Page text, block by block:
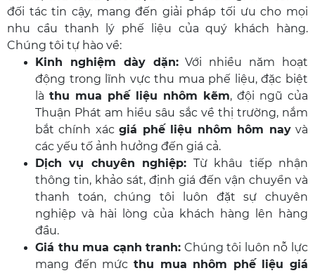
đối tác tin cậy, mang đến giải pháp tối ưu cho mọi
nhu cầu thanh lý phế liệu của quý khách hàng.
Chúng tôi tự hào về:
Kinh nghiệm dày dặn:Với nhiều năm hoạt
động trong lĩnh vựcthu mua phế liệu, đặc biệt
là thu mua phế liệu nhôm kẽm, đội ngũ của
Thuận Phát am hiểu sâu sắc về thị trường, nắm
bắt chính xácgiá phế liệu nhôm hôm nayvà
các yếu tố ảnh hưởng đến giá cả.
Dịch vụ chuyên nghiệp: Từ khâu tiếp nhận
thông tin, khảo sát, định giá đến vận chuyển và
thanh toán, chúng tôi luôn đặt sự chuyên
nghiệp và hài lòng của khách hàng lên hàng
đầu.
Giá thu mua cạnh tranh: Chúng tôi luôn nỗ lực
mang đến mức thu mua nhôm phế liệu giá